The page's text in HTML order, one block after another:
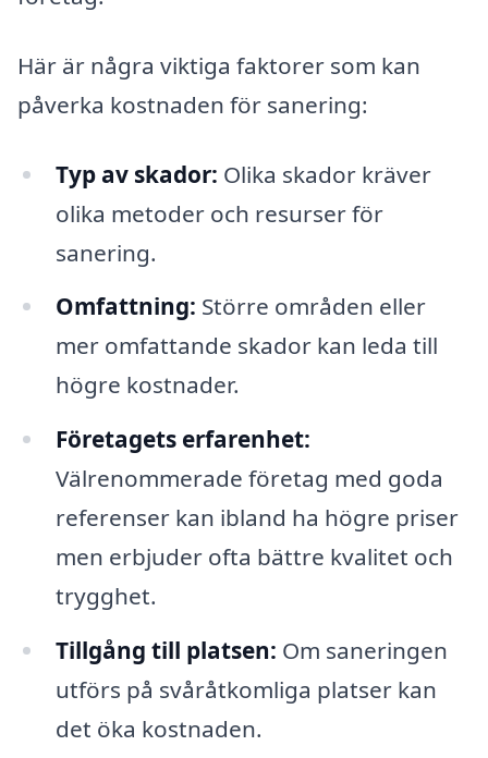
Här är några viktiga faktorer som kan
påverka kostnaden för sanering:
Typ av skador: Olika skador kräver
olika metoder och resurser för
sanering.
Omfattning: Större områden eller
mer omfattande skador kan leda till
högre kostnader.
Företagets erfarenhet:
Välrenommerade företag med goda
referenser kan ibland ha högre priser
men erbjuder ofta bättre kvalitet och
trygghet.
Tillgång till platsen: Om saneringen
utförs på svåråtkomliga platser kan
det öka kostnaden.